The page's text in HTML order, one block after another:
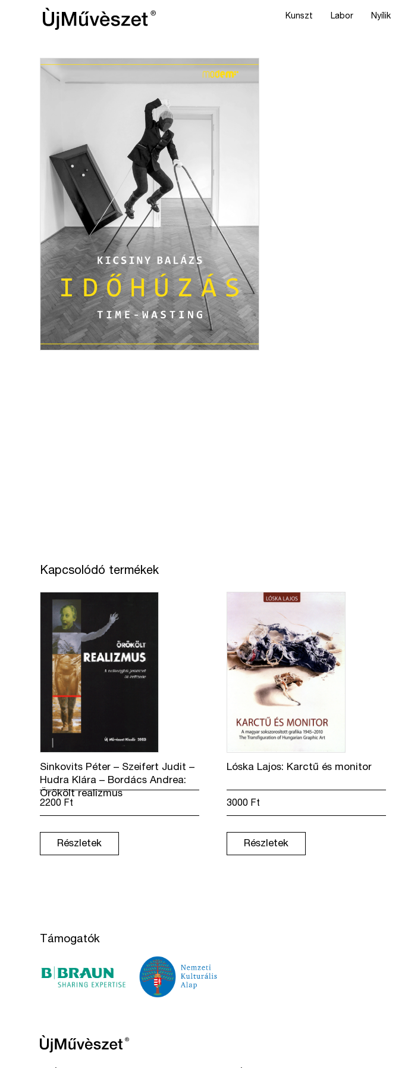
Kunszt Labor Nyílik
Kapcsolódó termékek
Sinkovits Péter – Szeifert Judit –
Hudra Klára – Bordács Andrea:
Örökölt realizmus
2200 Ft
Részletek
Lóska Lajos: Karctű és monitor
3000 Ft
Részletek
Támogatók